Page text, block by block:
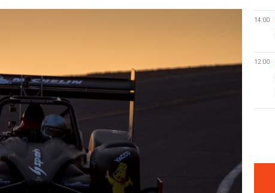
14:00
12:00